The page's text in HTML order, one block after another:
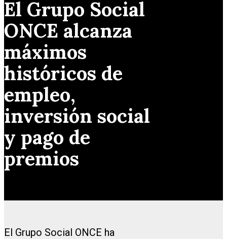
El Grupo Social
ONCE alcanza
máximos
históricos de
empleo,
inversión social
y pago de
premios
El Grupo Social ONCE ha